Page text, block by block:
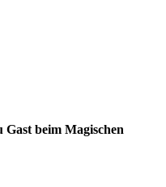
Gast beim Magischen